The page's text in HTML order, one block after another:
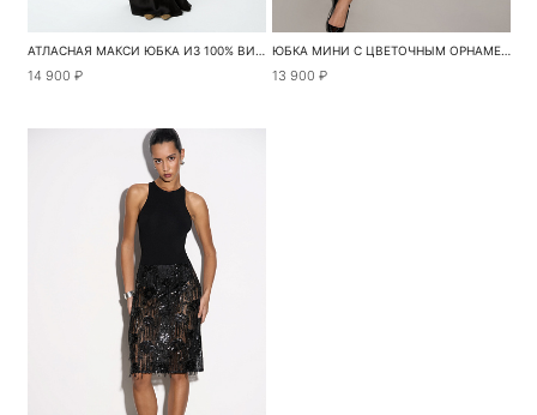
АТЛАСНАЯ МАКСИ ЮБКА ИЗ 100% ВИСКОЗЫ С ПОЯСОМ
14 900 ₽
ЮБКА МИНИ С ЦВЕТОЧНЫМ ОРНАМЕНТОМ
13 900 ₽